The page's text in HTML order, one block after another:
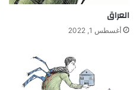
العراق
أغسطس 1, 2022